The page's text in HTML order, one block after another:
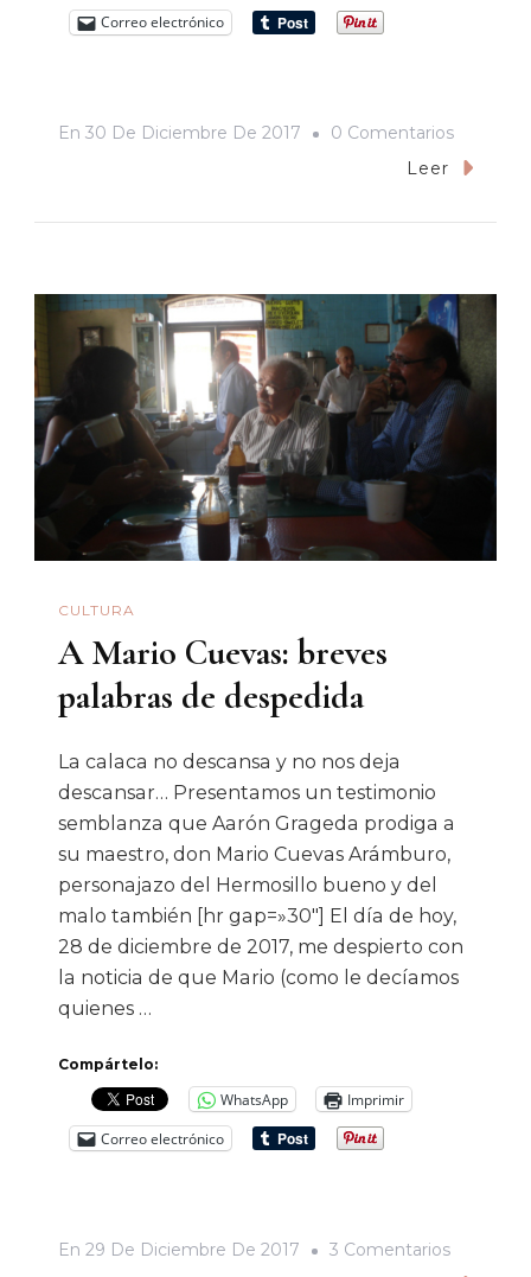
Correo electrónico
En 30 De Diciembre De 2017 0 ComentariosEn
Malo
Y
El
Feo
Leer
CULTURA
A Mario Cuevas: breves
palabras de despedida
La calaca no descansa y no nos deja
descansar… Presentamos un testimonio
semblanza que Aarón Grageda prodiga a
su maestro, don Mario Cuevas Arámburo,
personajazo del Hermosillo bueno y del
malo también [hr gap=»30″] El día de hoy,
28 de diciembre de 2017, me despierto con
la noticia de que Mario (como le decíamos
quienes …
Compártelo:
WhatsApp
Imprimir
Correo electrónico
En 29 De Diciembre De 2017 3 ComentariosEn